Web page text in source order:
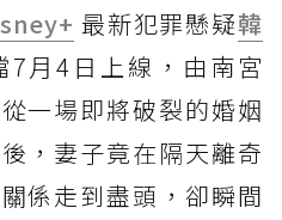
最新犯罪懸疑韓
7月4日上線，由南宮
一場即將破裂的婚姻
，妻子竟在隔天離奇
係走到盡頭，卻瞬間